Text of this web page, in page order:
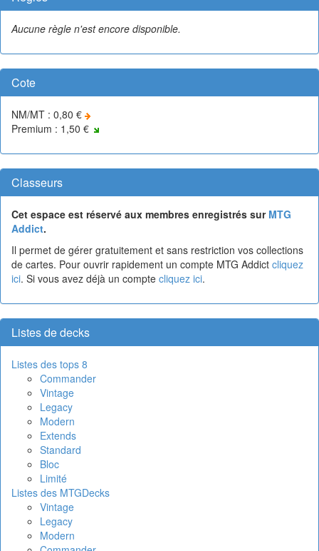
Aucune règle n'est encore disponible.
Cote
NM/MT : 0,80 €
Premium : 1,50 €
Classeurs
Cet espace est réservé aux membres enregistrés sur MTG
Addict.
Il permet de gérer gratuitement et sans restriction vos collections
de cartes. Pour ouvrir rapidement un compte MTG Addict cliquez
ici. Si vous avez déjà un compte cliquez ici.
Listes de decks
Listes des tops 8
Commander
Vintage
Legacy
Modern
Extends
Standard
Bloc
Limité
Listes des MTGDecks
Vintage
Legacy
Modern